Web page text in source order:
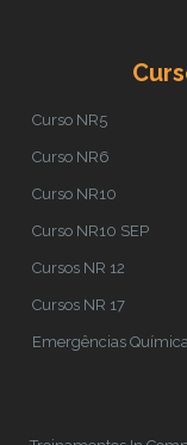
Curso NR5
Curso NR6
Curso NR10
Curso NR10 SEP
Cursos NR 12
Cursos NR 17
Emergências